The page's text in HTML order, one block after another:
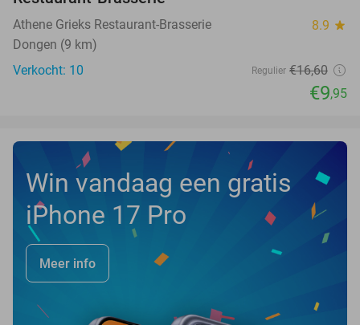
Athene Grieks Restaurant-Brasserie 8.9 star
Dongen (9 km)
Verkocht: 10
Regulier €16,60
€9,95
Win vandaag een gratis
iPhone 17 Pro
Meer info